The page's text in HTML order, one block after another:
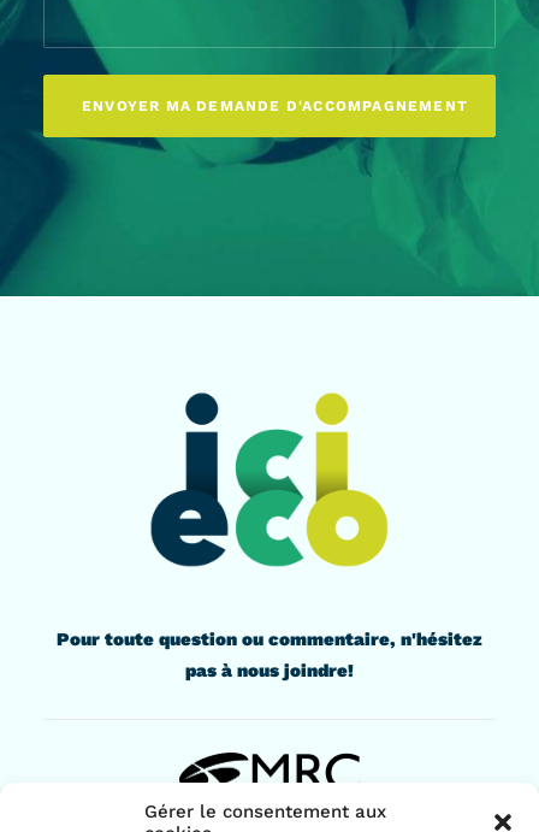
Gérer le consentement aux
Pour toute question ou commentaire, n'hésitez
pas à nous joindre!